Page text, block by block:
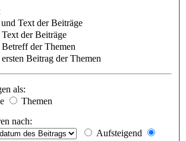
Text der Beiträge
der Beiträge
der Themen
Beitrag der Themen
als:
Themen
nach:
Aufsteigend